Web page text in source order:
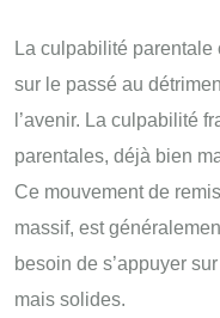
La culpabilité
sur le passé au
l’avenir. La culpabilité
parentales, déjà bien
Ce mouvement de
massif, est
besoin de s’appuyer
mais solides.